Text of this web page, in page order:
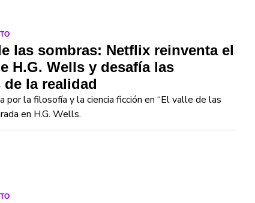
las sombras: Netflix reinventa el
H.G. Wells y desafía las
la realidad
por la filosofía y la ciencia ficción en “El valle de las
en H.G. Wells.